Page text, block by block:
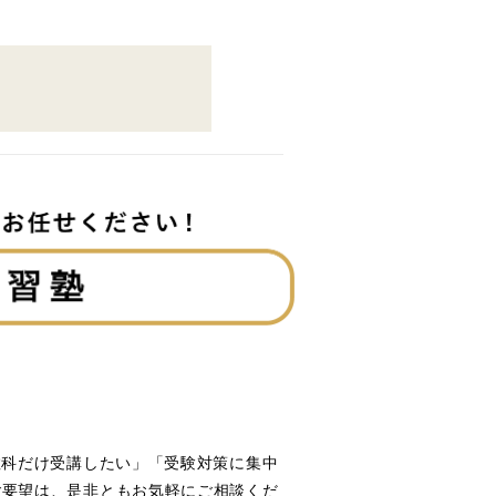
だけ受講したい」「受験対策に集中
望は、是非ともお気軽にご相談くだ